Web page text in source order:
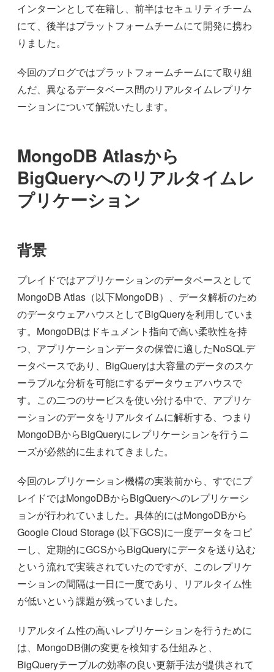
インターンとして在籍し、前半はセキュリティチーム
にて、後半はプラットフォームチームにて開発に携わ
りました。
今回のブログではプラットフォームチームにて取り組
んだ、異なるデータベース間のリアルタイムレプリケ
ーションについて解説いたします。
MongoDB Atlasから
BigQueryへのリアルタイムレ
プリケーション
背景
プレイドではアプリケーションのデータベースとして
MongoDB Atlas（以下MongoDB）、データ解析のため
のデータウェアハウスとしてBigQueryを利用していま
す。MongoDBはドキュメント指向で高い柔軟性を持
つ、アプリケーションデータの保管に適したNoSQLデ
ータベースであり、BigQueryは大容量のデータのスケ
ーラブルな分析を可能にするデータウェアハウスで
す。この二つのサービスを使い分ける中で、アプリケ
ーションのデータをリアルタイムに解析する、つまり
MongoDBからBigQueryにレプリケーションを行うニ
ーズが必然的に生まれてきました。
今回のレプリケーション機構の実装前から、すでにプ
レイドではMongoDBからBigQueryへのレプリケーシ
ョンが行われていました。具体的にはMongoDBから
Google Cloud Storage (以下GCS)に一度データをコピ
ーし、定期的にGCSからBigQueryにデータを送り込む
という流れで実装されていたのですが、このレプリケ
ーションの間隔は一日に一度であり、リアルタイム性
が低いという課題が残っていました。
リアルタイム性の高いレプリケーションを行うために
は、MongoDB側の変更を検知する仕組みと、
BigQueryテーブルの効率の良い更新手法が提供されて